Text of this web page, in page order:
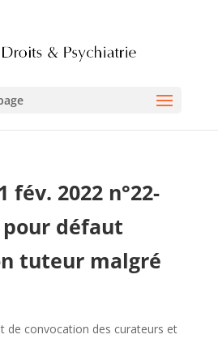
fév. 2022 n°22-
pour défaut
tuteur malgré
de convocation des curateurs et